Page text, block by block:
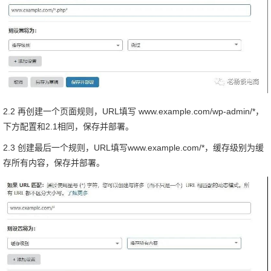
2.2 再创建一个页面规则，URL填写 www.example.com/wp-admin/*，
下方配置和2.1相同，保存并部署。
2.3 创建最后一个规则，URL填写www.example.com/*，缓存级别为缓
存所有内容，保存并部署。